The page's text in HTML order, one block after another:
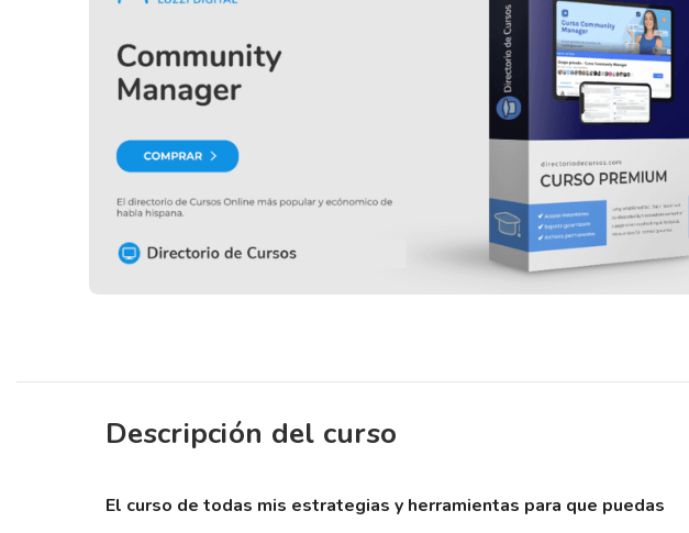
Descripción del curso
el curso de todas mis estrategias y herramientas para que puedas